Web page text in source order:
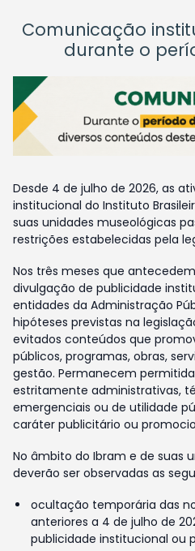
Comunicação
durante o
Desde 4 de julho de 2026, as
institucional do Instituto
suas unidades museológicas
restrições estabelecidas pela
Nos três meses que
divulgação de publicidade
entidades da Administração
hipóteses previstas na
evitados conteúdos que
públicos, programas, obras,
gestão. Permanecem
estritamente administrativas,
emergenciais ou de utilidade
caráter publicitário ou
No âmbito do Ibram e de suas
deverão ser observadas as
ocultação temporária das
anteriores a 4 de julho de
publicidade institucional ou